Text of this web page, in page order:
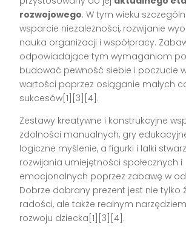
rozwojowego. W tym wieku
wsparcie niezależności, rozwijanie
nauka organizacji i współpracy.
odpowiadające tym wymaganiom
budować pewność siebie i poczucie
wartości poprzez osiąganie małych
sukcesów[1][3][4] .
Zestawy kreatywne i konstrukcyjne
zdolności manualnych, gry
logiczne myślenie, a figurki i lalki
rozwijania umiejętności społecznych i
emocjonalnych poprzez zabawę w
Dobrze dobrany prezent jest nie tylko
radości, ale także realnym
rozwoju dziecka [1][3][4] .